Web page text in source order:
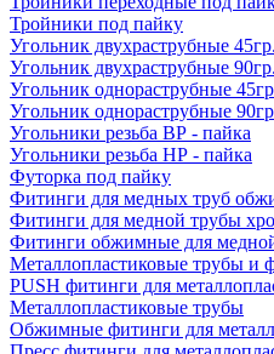
Тройники под пайку
Угольник двухраструбные 45гр.
Угольник двухраструбные 90гр.
Угольник однораструбные
Угольник однораструбные
Угольники резьба ВР - пайка
Угольники резьба НР - пайка
Футорка под пайку
Фитинги для медных труб
Фитинги для медной трубы
Фитинги обжимные для
Металлопластиковые трубы и
PUSH фитинги для
Металлопластиковые трубы
Обжимные фитинги для